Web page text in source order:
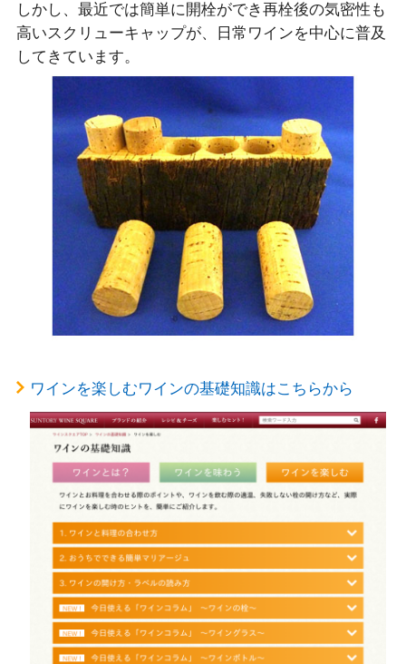
しかし、最近では簡単に開栓ができ再栓後の気密性も
高いスクリューキャップが、日常ワインを中心に普及
してきています。
ワインを楽しむワインの基礎知識はこちらから